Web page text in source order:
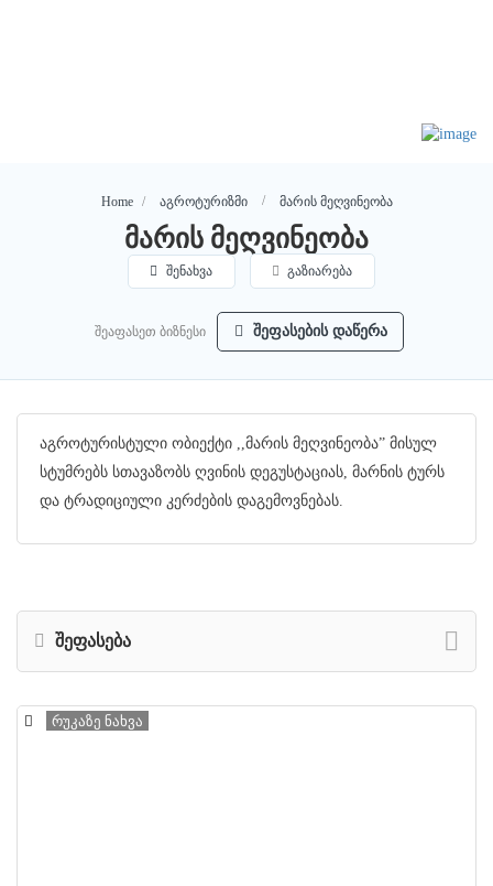
Home აგროტურიზმი მარის მეღვინეობა
მარის მეღვინეობა
შენახვა გაზიარება
შეაფასეთ ბიზნესი შეფასების დაწერა
აგროტურისტული ობიექტი ,,მარის მეღვინეობა” მისულ
სტუმრებს სთავაზობს ღვინის დეგუსტაციას, მარნის ტურს
და ტრადიციული კერძების დაგემოვნებას.
შეფასება
რუკაზე ნახვა